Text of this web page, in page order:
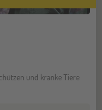
und kranke Tiere